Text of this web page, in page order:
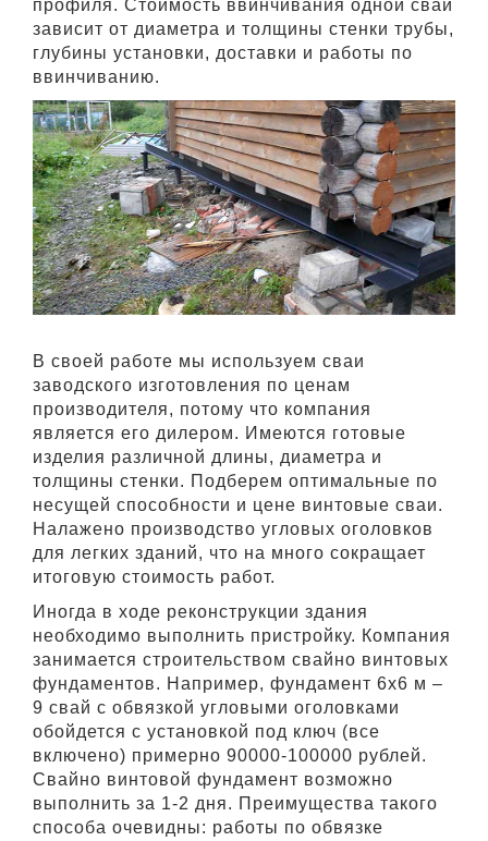
профиля. Стоимость ввинчивания одной сваи
зависит от диаметра и толщины стенки трубы,
глубины установки, доставки и работы по
ввинчиванию.
В своей работе мы используем сваи
заводского изготовления по ценам
производителя, потому что компания
является его дилером. Имеются готовые
изделия различной длины, диаметра и
толщины стенки. Подберем оптимальные по
несущей способности и цене винтовые сваи.
Налажено производство угловых оголовков
для легких зданий, что на много сокращает
итоговую стоимость работ.
Иногда в ходе реконструкции здания
необходимо выполнить пристройку. Компания
занимается строительством свайно винтовых
фундаментов. Например, фундамент 6х6 м –
9 свай с обвязкой угловыми оголовками
обойдется с установкой под ключ (все
включено) примерно 90000-100000 рублей.
Свайно винтовой фундамент возможно
выполнить за 1-2 дня. Преимущества такого
способа очевидны: работы по обвязке